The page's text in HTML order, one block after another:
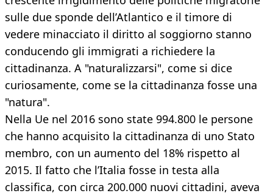
sulle due sponde dell’Atlantico e il timore di
vedere minacciato il diritto al soggiorno stanno
conducendo gli immigrati a richiedere la
cittadinanza. A "naturalizzarsi", come si dice
curiosamente, come se la cittadinanza fosse una
"natura".
Nella Ue nel 2016 sono state 994.800 le persone
che hanno acquisito la cittadinanza di uno Stato
membro, con un aumento del 18% rispetto al
2015. Il fatto che l’Italia fosse in testa alla
classifica, con circa 200.000 nuovi cittadini, aveva